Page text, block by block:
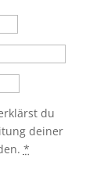
du
deiner
*